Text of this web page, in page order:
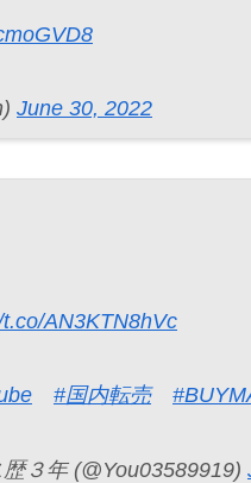
June 30, 2022
AN3KTN8hVc
#国内転売
３年 (@You03589919)